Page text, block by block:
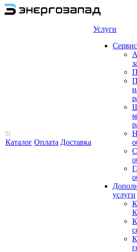
Каталог Оплата Доставка
Услуги
услуги